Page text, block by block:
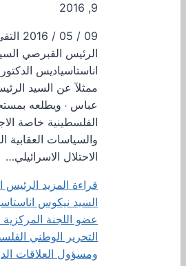
9, 2016
09 / 05
الرئيس القبرصي
اناستاسياديس
ممثلآ عن السيد
عباس ˓ ويطلعه
الفلسطينية خاصة
والسياسات العقابية
الاحتلال الاسرائيلي…
قراءة المزيد الرئيس
السيد نيكوس
عضو اللجنة
التحرير الوطني
ومسؤول العلاقات